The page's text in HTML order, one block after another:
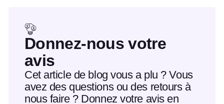
Donnez-nous votre
avis
Cet article de blog vous a plu ? Vous
avez des questions ou des retours à
nous faire ? Donnez votre avis en